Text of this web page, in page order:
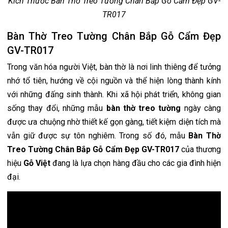
TR017
Bàn Thờ Treo Tường Chân Bắp Gỗ Cẩm Đẹp
GV-TR017
Trong văn hóa người Việt, bàn thờ là nơi linh thiêng để tưởng
nhớ tổ tiên, hướng về cội nguồn và thể hiện lòng thành kính
với những đấng sinh thành. Khi xã hội phát triển, không gian
sống thay đổi, những mẫu bàn thờ treo tường ngày càng
được ưa chuộng nhờ thiết kế gọn gàng, tiết kiệm diện tích mà
vẫn giữ được sự tôn nghiêm. Trong số đó, mẫu Bàn Thờ
Treo Tường Chân Bắp Gỗ Cẩm Đẹp GV-TR017của thương
hiệu Gỗ Việt đang là lựa chọn hàng đầu cho các gia đình hiện
đại.